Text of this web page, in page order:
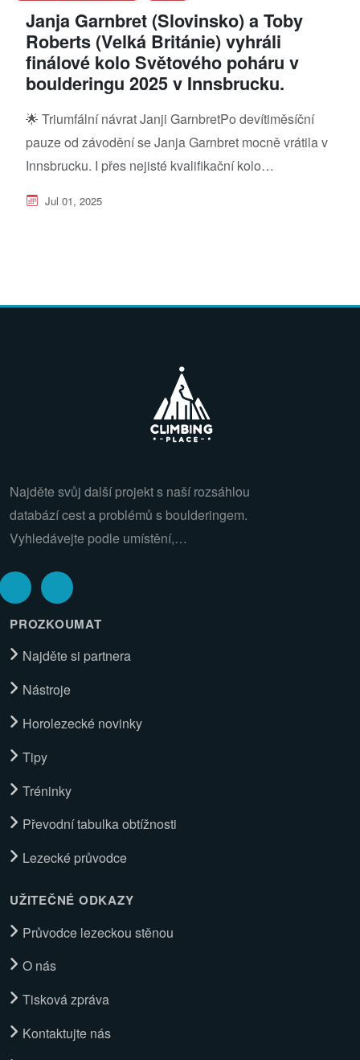
Janja Garnbret (Slovinsko) a Toby
Roberts (Velká Británie) vyhráli
finálové kolo Světového poháru v
boulderingu 2025 v Innsbrucku.
🌟 Triumfální návrat Janji GarnbretPo devítiměsíční
pauze od závodění se Janja Garnbret mocně vrátila v
Innsbrucku. I přes nejisté kvalifikační kolo…
Jul 01, 2025
Najděte svůj další projekt s naší rozsáhlou
databází cest a problémů s boulderingem.
Vyhledávejte podle umístění,…
PROZKOUMAT
Najděte si partnera
Nástroje
Horolezecké novinky
Tipy
Tréninky
Převodní tabulka obtížnosti
Lezecké průvodce
UŽITEČNÉ ODKAZY
Průvodce lezeckou stěnou
O nás
Tisková zpráva
Kontaktujte nás